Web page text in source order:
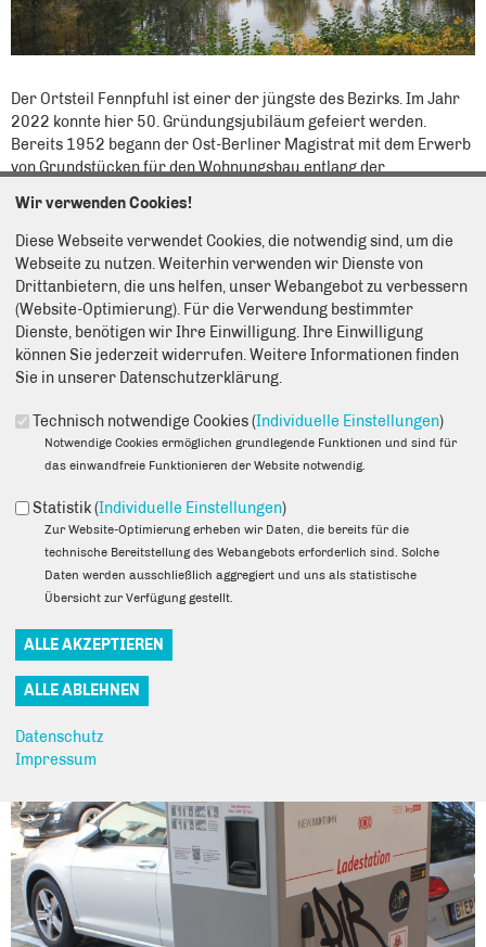
Der Ortsteil Fennpfuhl ist einer der jüngste des Bezirks. Im Jahr
2022 konnte hier 50. Gründungsjubiläum gefeiert werden.
Bereits 1952 begann der Ost-Berliner Magistrat mit dem Erwerb
von Grundstücken für den Wohnungsbau entlang der
der Grundstein für das erste Wohnhochhaus am Roederplatz
gelegt wurde. Das war die Geburtsstunde für die im „komplexen
Wohnungsbau“ neu entstehende Großsiedlung Fennpfuhl. Bis
dahin gab es auf diesen Flächen noch viele Kleingärten und
Kleingewerbe. Mehr als zehn Jahre stand das Baugeschehen in
diesem Ortsteil im öffentlichen Interesse. Kaum zu glauben ist in
diesem Zusammenhang, dass der heutige Fennpfuhl während der
Bauarbeiten mal trocken gelegt war, denn seinerzeit wurden der
vereint. Heute leben in diesem Ortsteil knapp 35 000 Einwohner.
Ihnen steht mit dem Fennpfuhlpark eine Oase der Erholung zur
Verfügung. Die Nähe zur Innenstadt und die gute
soziale Infrastruktur und die nachbarschaftliche Atmosphäre.
Auch dank seiner Schulen, Kitas und Kultureinrichtungen ist der
Ortsteil bei Jung und Alt beliebt.
NEUIGKEITEN AUS DEM
FENNPFUHL
Wir verwenden Cookies!
Diese Webseite verwendet Cookies, die notwendig sind, um die
Webseite zu nutzen. Weiterhin verwenden wir Dienste von
Drittanbietern, die uns helfen, unser Webangebot zu verbessern
(Website-Optimierung). Für die Verwendung bestimmter
Dienste, benötigen wir Ihre Einwilligung. Ihre Einwilligung
können Sie jederzeit widerrufen. Weitere Informationen finden
Sie in unserer Datenschutzerklärung.
Technisch notwendige Cookies (Individuelle Einstellungen)
Notwendige Cookies ermöglichen grundlegende Funktionen und sind für
das einwandfreie Funktionieren der Website notwendig.
Statistik (Individuelle Einstellungen)
Zur Website-Optimierung erheben wir Daten, die bereits für die
technische Bereitstellung des Webangebots erforderlich sind. Solche
Daten werden ausschließlich aggregiert und uns als statistische
Übersicht zur Verfügung gestellt.
Datenschutz
Impressum